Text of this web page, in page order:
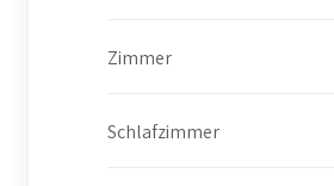
Zimmer
Schlafzimmer